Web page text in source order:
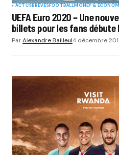
ACTUSBRÈVESFOOTBALLMONEY &
UEFA Euro 2020 – Une
billets pour les fans débute
ParAlexandre Bailleul4 décembre